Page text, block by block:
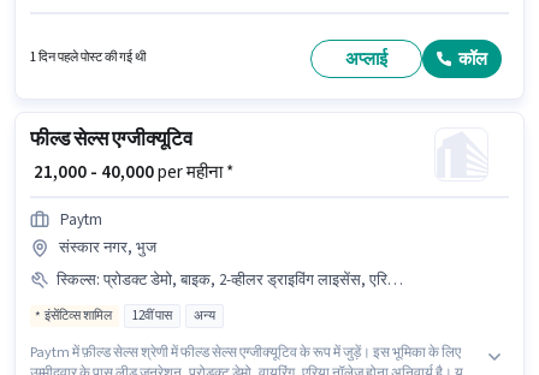
महत्वपूर्ण दस्तावेज़ PAN कार्ड, आधार कार्ड, 2-व्हीलर ड्राइविंग लाइसेंस, बैंक अकाउंट
1 दिन पहले पोस्ट की गई थी अप्लाई कॉल
फील्ड सेल्स एग्जीक्यूटिव
₹ 21,000 - 40,000per महीना *
Paytm
संस्कार नगर, भुज
स्किल्स: प्रोडक्ट डेमो, बाइक, 2-व्हीलर ड्राइविंग लाइसेंस, एरिया नॉलेज, आधार कार्ड, वायरिंग, PAN कार्ड, बैंक अकाउंट, लीड जनरेशन
इंसेंटिव्स शामिल 12वीं पास अन्य
Paytm में फ़ील्ड सेल्स श्रेणी में फील्ड सेल्स एग्जीक्यूटिव के रूप में जुड़ें। इस भूमिका के लिए